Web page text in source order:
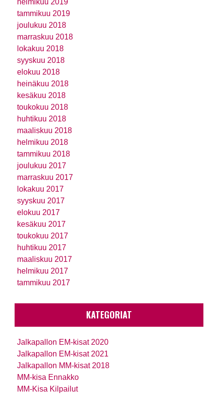
helmikuu 2019
tammikuu 2019
joulukuu 2018
marraskuu 2018
lokakuu 2018
syyskuu 2018
elokuu 2018
heinäkuu 2018
kesäkuu 2018
toukokuu 2018
huhtikuu 2018
maaliskuu 2018
helmikuu 2018
tammikuu 2018
joulukuu 2017
marraskuu 2017
lokakuu 2017
syyskuu 2017
elokuu 2017
kesäkuu 2017
toukokuu 2017
huhtikuu 2017
maaliskuu 2017
helmikuu 2017
tammikuu 2017
KATEGORIAT
Jalkapallon EM-kisat 2020
Jalkapallon EM-kisat 2021
Jalkapallon MM-kisat 2018
MM-kisa Ennakko
MM-Kisa Kilpailut